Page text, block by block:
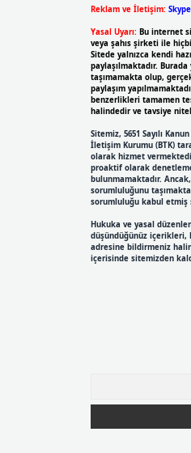
Reklam ve İletişim:
Yasal Uyarı: Bu internet
veya şahıs şirketi ile
Sitede yalnızca kendi
paylaşılmaktadır.
taşımamakta olup,
paylaşım
benzerlikleri tamamen
halindedir ve tavsiye
Sitemiz, 5651 Sayılı
İletişim Kurumu (BTK)
olarak hizmet
proaktif olarak
bulunmamaktadır.
sorumluluğunu
sorumluluğu kabul etmiş
Hukuka ve yasal
düşündüğünüz içerikleri,
adresine bildirmeniz
içerisinde sitemizden